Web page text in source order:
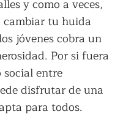
y como a veces,
cambiar tu huida
jóvenes cobra un
Por si fuera
social entre
disfrutar de una
para todos.